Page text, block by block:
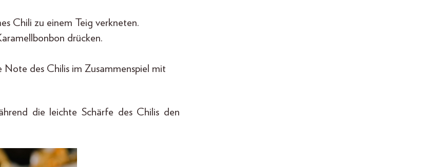
Chili zu einem Teig verkneten.
drücken.
des Chilis im Zusammenspiel mit
die leichte Schärfe des Chilis den